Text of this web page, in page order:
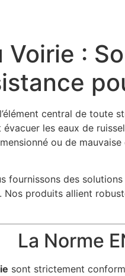
Voirie :
central de toute
les eaux de
ou de
fournissons des
Nos produits allient
La Norme
sont strictement